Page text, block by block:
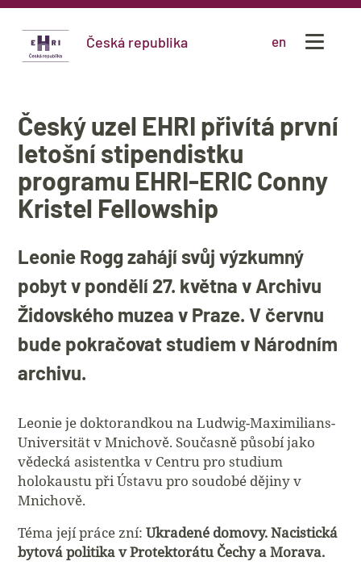
Česká republika en
Český uzel EHRI přivítá první
letošní stipendistku
programu EHRI-ERIC Conny
Kristel Fellowship
Leonie Rogg zahájí svůj výzkumný
pobyt v pondělí 27. května v Archivu
Židovského muzea v Praze. V červnu
bude pokračovat studiem v Národním
archivu.
Leonie je doktorandkou na Ludwig-Maximilians-
Universität v Mnichově. Současně působí jako
vědecká asistentka v Centru pro studium
holokaustu při Ústavu pro soudobé dějiny v
Mnichově.
Téma její práce zní:Ukradené domovy. Nacistická
bytová politika v Protektorátu Čechy a Morava.